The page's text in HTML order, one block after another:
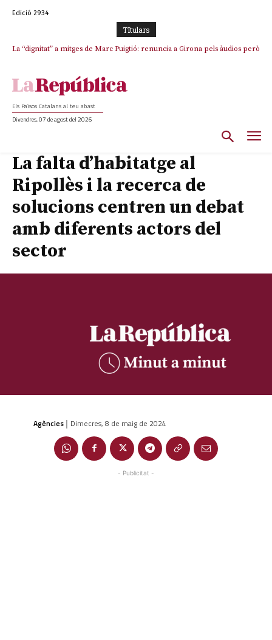
Edició 2934
TItulars
La “dignitat” a mitges de Marc Puigtió: renuncia a Girona pels àudios però
Junts exigeix que Catalunya quedi “fora” del repartiment dels menors
Els Països Catalans al teu abast
Divendres, 07 de agost del 2026
La falta d’habitatge al
Ripollès i la recerca de
solucions centren un debat
amb diferents actors del
sector
Agències | Dimecres, 8 de maig de 2024
- Publicitat -